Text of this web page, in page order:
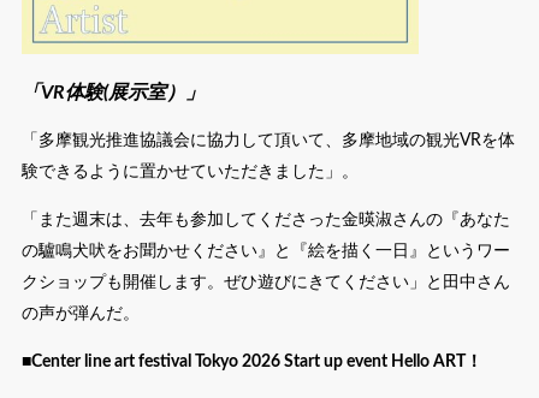
「VR体験(展示室）」
「多摩観光推進協議会に協力して頂いて、多摩地域の観光VRを体
験できるように置かせていただきました」。
「また週末は、去年も参加してくださった金暎淑さんの『あなた
の驢鳴犬吠をお聞かせください』と『絵を描く一日』というワー
クショップも開催します。ぜひ遊びにきてください」と田中さん
の声が弾んだ。
■Center line art festival Tokyo 2026 Start up event Hello ART！